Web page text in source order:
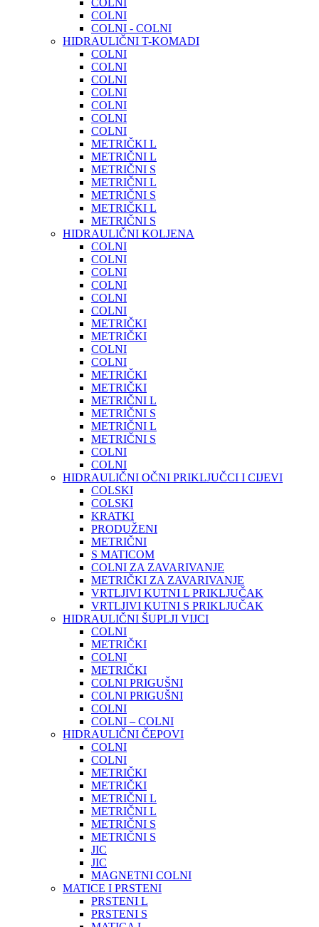
COLNI
COLNI
COLNI - COLNI
HIDRAULIČNI T-KOMADI
COLNI
COLNI
COLNI
COLNI
COLNI
COLNI
COLNI
METRIČKI L
METRIČNI L
METRIČNI S
METRIČNI L
METRIČNI S
METRIČKI L
METRIČNI S
HIDRAULIČNI KOLJENA
COLNI
COLNI
COLNI
COLNI
COLNI
COLNI
METRIČKI
METRIČKI
COLNI
COLNI
METRIČKI
METRIČKI
METRIČNI L
METRIČNI S
METRIČNI L
METRIČNI S
COLNI
COLNI
HIDRAULIČNI OČNI PRIKLJUČCI I CIJEVI
COLSKI
COLSKI
KRATKI
PRODUŽENI
METRIČNI
S MATICOM
COLNI ZA ZAVARIVANJE
METRIČKI ZA ZAVARIVANJE
VRTLJIVI KUTNI L PRIKLJUČAK
VRTLJIVI KUTNI S PRIKLJUČAK
HIDRAULIČNI ŠUPLJI VIJCI
COLNI
METRIČKI
COLNI
METRIČKI
COLNI PRIGUŠNI
COLNI PRIGUŠNI
COLNI
COLNI – COLNI
HIDRAULIČNI ČEPOVI
COLNI
COLNI
METRIČKI
METRIČKI
METRIČNI L
METRIČNI L
METRIČNI S
METRIČNI S
JIC
JIC
MAGNETNI COLNI
MATICE I PRSTENI
PRSTENI L
PRSTENI S